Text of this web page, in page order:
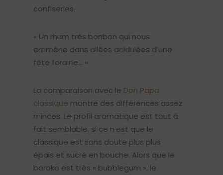
confiseries.
« Un rhum très bonbon qui nous
emmène dans allées acidulées d’une
fête foraine… »
La comparaison avec le Don Papa
classique montre des différences assez
minces. Le profil aromatique est tout à
fait semblable, si ce n’est que le
classique est sans doute plus plus
épais et sucré en bouche. Alors que le
baroko est très « bubblegum », le